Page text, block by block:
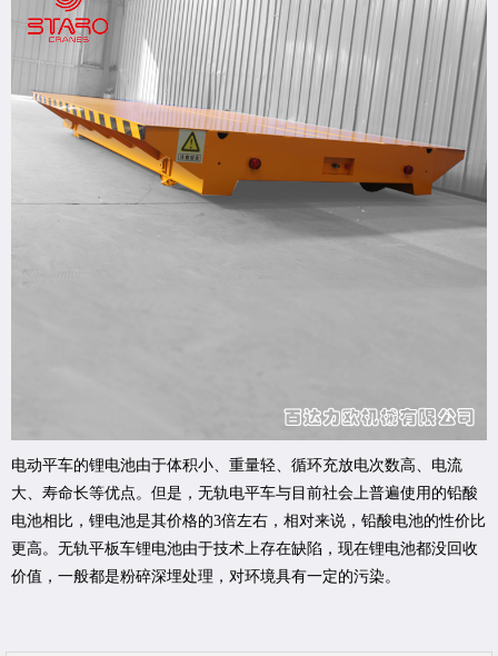
电动平车的锂电池由于体积小、重量轻、循环充放电次数高、电流
大、寿命长等优点。但是，无轨电平车与目前社会上普遍使用的铅酸
电池相比，锂电池是其价格的3倍左右，相对来说，铅酸电池的性价比
更高。无轨平板车锂电池由于技术上存在缺陷，现在锂电池都没回收
价值，一般都是粉碎深埋处理，对环境具有一定的污染。